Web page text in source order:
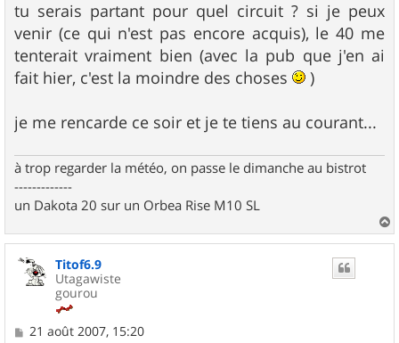
tu serais partant pour quel circuit ? si je peux
venir (ce qui n'est pas encore acquis), le 40 me
tenterait vraiment bien (avec la pub que j'en ai
fait hier, c'est la moindre des choses
)
je me rencarde ce soir et je te tiens au courant...
à trop regarder la météo, on passe le dimanche au bistrot
-------------
un Dakota 20 sur un Orbea Rise M10 SL
a
Titof6.9
Utagawiste
gourou
M
21 août 2007, 15:20